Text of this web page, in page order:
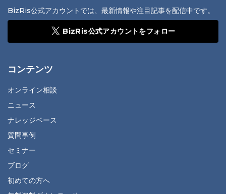
BizRis公式アカウントでは、最新情報や注目記事を配信中です。
BizRis公式アカウントをフォロー
コンテンツ
オンライン相談
ニュース
ナレッジベース
質問事例
セミナー
ブログ
初めての方へ